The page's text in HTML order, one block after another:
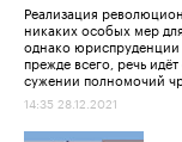
Реализация
никаких особых мер
однако
прежде всего, речь
сужении полномочий
14:35 28.12.2021